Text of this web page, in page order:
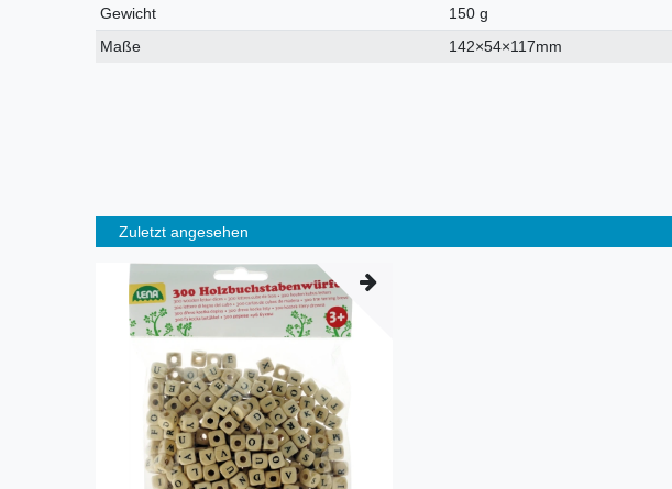
Gewicht
150 g
Maße
142×54×117mm
Zuletzt angesehen